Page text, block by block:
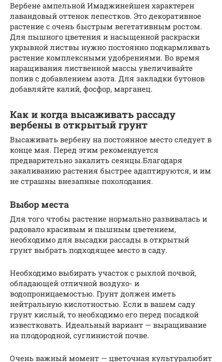
Вербене ампельной Имаджинейшен характерен
лавандовый оттенок лепестков. Это декоративное
растение с очень быстрым вегетативным ростом.
Для пышного цветения и насыщенной раскраски
укрывной листвы нужно постоянно подкармливать
растение комплексными удобрениями. Во время
наращивания лиственной массы увеличивайте
полив с добавлением азота. Для закладки бутонов
добавляйте калий, фосфор, марганец.
Как и когда высаживать рассаду
вербены в открытый грунт
Высаживать вербену на постоянное место следует в
конце мая. Перед этим рекомендуется
предварительно закалить сеянцы.Благодаря
закаливанию растения быстрее адаптируются, и им
не страшны внезапные похолодания.
Выбор места
Для того чтобы растение нормально развивалась и
радовало красивым и пышным цветением,
необходимо для высадки рассады в открытый
грунт выбрать подходящее место в саду.
Необходимо выбирать участок с рыхлой почвой,
обладающей отличной воздухо- и
водопроницаемостью. Грунт должен иметь
нейтральную кислотностью. Если в вашем саду
грунт кислый, то необходимо его перед посадкой
известковать. Идеальный вариант — выращивание
на плодородной, суглинистой почве.
Очень важный момент — цветочная культуралюбит